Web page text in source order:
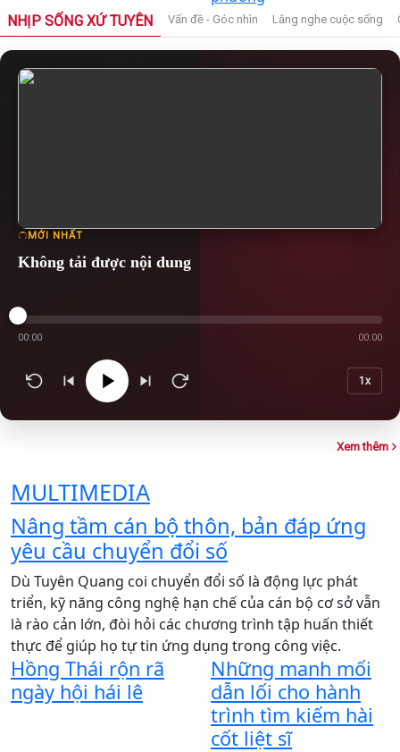
NHỊP SỐNG XỨ TUYÊN Vấn đề - Góc nhìn Lắng nghe cuộc sống
MỚI NHẤT
Không tải được nội dung
00:00 00:00
1x
Xem thêm
MULTIMEDIA
Nâng tầm cán bộ thôn, bản đáp ứng
yêu cầu chuyển đổi số
Dù Tuyên Quang coi chuyển đổi số là động lực phát
triển, kỹ năng công nghệ hạn chế của cán bộ cơ sở vẫn
là rào cản lớn, đòi hỏi các chương trình tập huấn thiết
thực để giúp họ tự tin ứng dụng trong công việc.
Hồng Thái rộn rã
ngày hội hái lê
Những manh mối
dẫn lối cho hành
trình tìm kiếm hài
cốt liệt sĩ